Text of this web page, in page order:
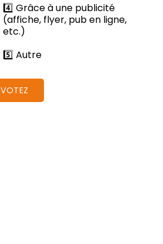
4️⃣ Grâce à une publicité
(affiche, flyer, pub en ligne,
etc.)
5️⃣ Autre
VOTEZ